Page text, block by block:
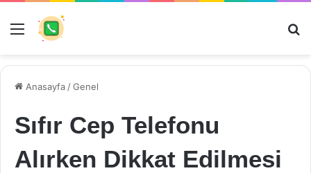
Menü
Anasayfa /Genel
Sıfır Cep Telefonu
Alırken Dikkat Edilmesi